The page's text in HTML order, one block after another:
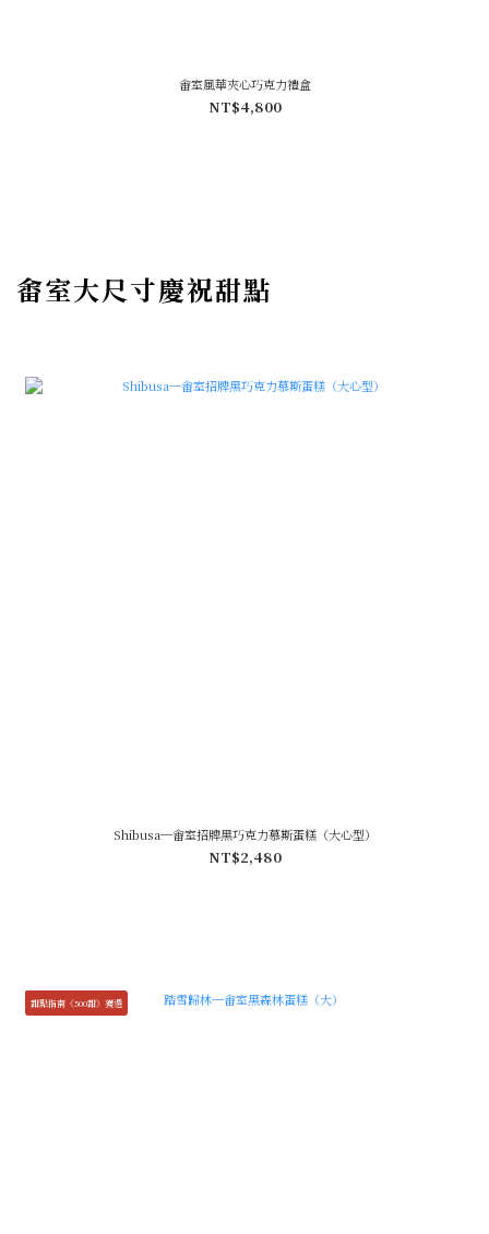
畬室風華夾心巧克力禮盒
NT$4,800
畬室大尺寸慶祝甜點
Shibusa─畬室招牌黑巧克力慕斯蛋糕（大心型）
NT$2,480
甜點指南《500甜》獲選